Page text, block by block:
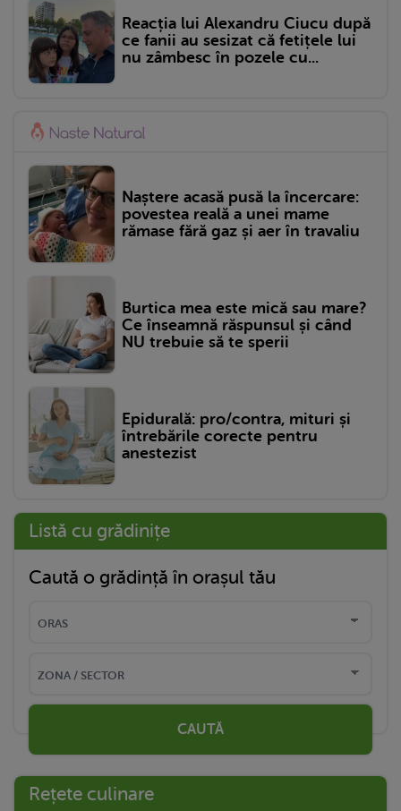
Reacția lui Alexandru Ciucu după
ce fanii au sesizat că fetițele lui
nu zâmbesc în pozele cu...
Naștere acasă pusă la încercare:
povestea reală a unei mame
rămase fără gaz și aer în travaliu
Burtica mea este mică sau mare?
Ce înseamnă răspunsul și când
NU trebuie să te sperii
Epidurală: pro/contra, mituri și
întrebările corecte pentru
anestezist
Listă cu grădinițe
Caută o grădință în orașul tău
CAUTĂ
Rețete culinare